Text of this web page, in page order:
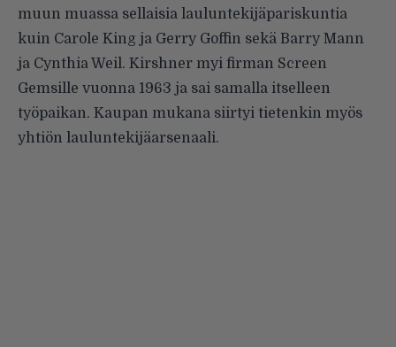
muun muassa sellaisia lauluntekijäpariskuntia
kuin Carole King ja Gerry Goffin sekä Barry Mann
ja Cynthia Weil. Kirshner myi firman Screen
Gemsille vuonna 1963 ja sai samalla itselleen
työpaikan. Kaupan mukana siirtyi tietenkin myös
yhtiön lauluntekijäarsenaali.